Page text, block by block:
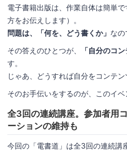
電子書籍出版は、作業自体は簡単
方をお伝えします）。
問題は、「何を、どう書くか」 なの
その答えのひとつが、
「自分のコ
す。
じゃあ、どうすれば自分をコンテ
そのお手伝いをするのが、このイベ
全3回の連続講座。参加者用
ーションの維持も
今回の「電書道」は全3回の連続講